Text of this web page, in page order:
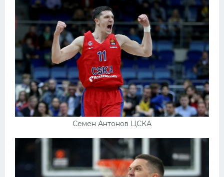
Семен Антонов ЦСКА